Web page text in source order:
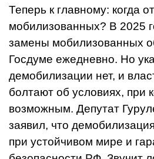
Теперь к главному: когда
мобилизованных? В 2025
замены мобилизованных
Госдуме ежедневно. Но
демобилизации нет, и
болтают об условиях, при
возможным. Депутат
заявил, что
при устойчивом мире и